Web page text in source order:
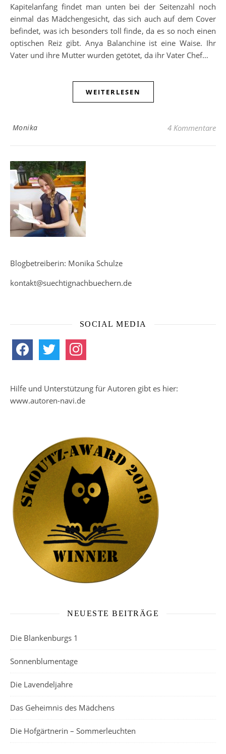
Kapitelanfang findet man unten bei der Seitenzahl noch
einmal das Mädchengesicht, das sich auch auf dem Cover
befindet, was ich besonders toll finde, da es so noch einen
optischen Reiz gibt. Anya Balanchine ist eine Waise. Ihr
Vater und ihre Mutter wurden getötet, da ihr Vater Chef…
WEITERLESEN
Monika 4 Kommentare
Blogbetreiberin: Monika Schulze
kontakt@suechtignachbuechern.de
SOCIAL MEDIA
facebook twitter instagram
Hilfe und Unterstützung für Autoren gibt es hier:
www.autoren-navi.de
NEUESTE BEITRÄGE
Die Blankenburgs 1
Sonnenblumentage
Die Lavendeljahre
Das Geheimnis des Mädchens
Die Hofgärtnerin – Sommerleuchten